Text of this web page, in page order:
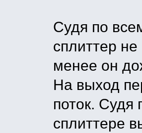
Судя по
сплиттер
менее он
На выход
поток. Судя
сплиттере